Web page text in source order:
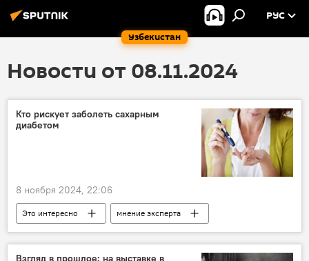
Узбекистан
РУС
Новости от 08.11.2024
Кто рискует заболеть сахарным
диабетом
8 ноября 2024, 22:06
Это интересно
мнение эксперта
здоровье
питание диабет
Взгляд в прошлое: на выставке в